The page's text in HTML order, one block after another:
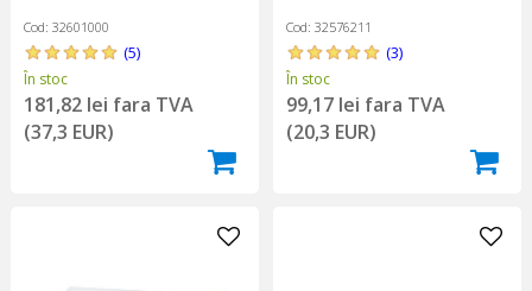
Pentru detalii despre ascutirea cutitelor
Cod: 32601000
(5)
În stoc
181,82 lei fara TVA
(37,3 EUR)
Cod: 32576211
(3)
În stoc
99,17 lei fara TVA
(20,3 EUR)